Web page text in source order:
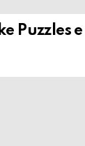
Puzzles e